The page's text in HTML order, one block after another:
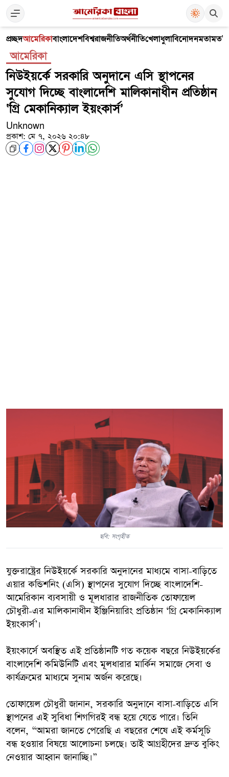
প্রচ্ছদআমেরিকাবাংলাদেশবিশ্বরাজনীতিঅর্থনীতিখেলাধুলাবিনোদনমতামত
আমেরিকা
নিউইয়র্কে সরকারি অনুদানে এসি স্থাপনের
সুযোগ দিচ্ছে বাংলাদেশি মালিকানাধীন প্রতিষ্ঠান
‘গ্রি মেকানিক্যাল ইয়ংকার্স’
Unknown
প্রকাশ: মে ৭, ২০২৬ ২০:৪৮
ছবি: সংগৃহীত
যুক্তরাষ্ট্রের নিউইয়র্কে সরকারি অনুদানের মাধ্যমে বাসা-বাড়িতে
এয়ার কন্ডিশনিং (এসি) স্থাপনের সুযোগ দিচ্ছে বাংলাদেশি-
আমেরিকান ব্যবসায়ী ও মূলধারার রাজনীতিক তোফায়েল
চৌধুরী-এর মালিকানাধীন ইঞ্জিনিয়ারিং প্রতিষ্ঠান ‘গ্রি মেকানিক্যাল
ইয়ংকার্স’।
ইয়ংকার্সে অবস্থিত এই প্রতিষ্ঠানটি গত কয়েক বছরে নিউইয়র্কের
বাংলাদেশি কমিউনিটি এবং মূলধারার মার্কিন সমাজে সেবা ও
কার্যক্রমের মাধ্যমে সুনাম অর্জন করেছে।
তোফায়েল চৌধুরী জানান, সরকারি অনুদানে বাসা-বাড়িতে এসি
স্থাপনের এই সুবিধা শিগগিরই বন্ধ হয়ে যেতে পারে। তিনি
বলেন, “আমরা জানতে পেরেছি এ বছরের শেষে এই কর্মসূচি
বন্ধ হওয়ার বিষয়ে আলোচনা চলছে। তাই আগ্রহীদের দ্রুত বুকিং
নেওয়ার আহ্বান জানাচ্ছি।”